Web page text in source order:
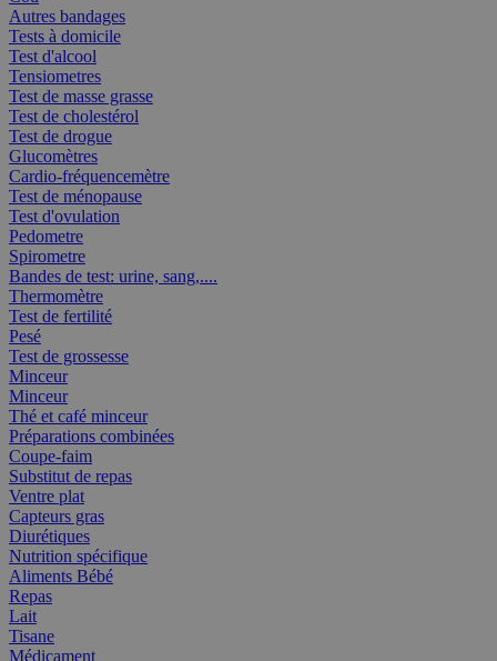
Autres bandages
Tests à domicile
Test d'alcool
Tensiometres
Test de masse grasse
Test de cholestérol
Test de drogue
Glucomètres
Cardio-fréquencemètre
Test de ménopause
Test d'ovulation
Pedometre
Spirometre
Bandes de test: urine, sang,....
Thermomètre
Test de fertilité
Pesé
Test de grossesse
Minceur
Minceur
Thé et café minceur
Préparations combinées
Coupe-faim
Substitut de repas
Ventre plat
Capteurs gras
Diurétiques
Nutrition spécifique
Aliments Bébé
Repas
Lait
Tisane
Médicament